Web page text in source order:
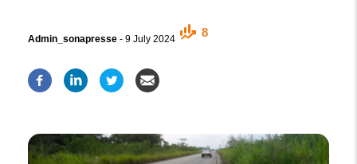
Admin_sonapresse - 9 July 2024
8